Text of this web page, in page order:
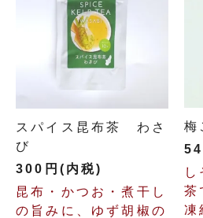
スパイス昆布茶 わさ
び
300円(内税)
昆布・かつお・煮干し
の旨みに、ゆず胡椒の
梅
茶
凍